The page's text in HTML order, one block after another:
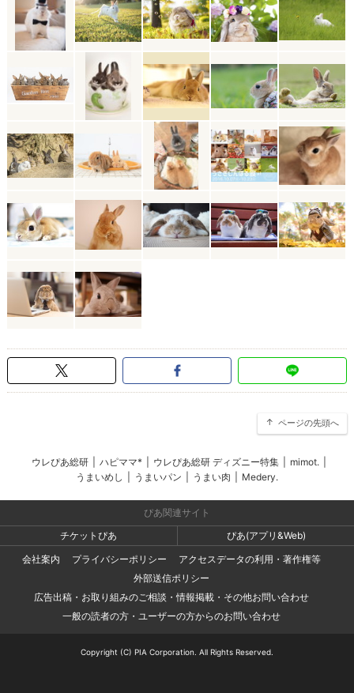
ページの先頭へ
ウレぴあ総研 ハピママ* ウレぴあ総研 ディズニー特集 mimot.
うまいめし
うまいパン うまい肉 Medery.
ぴあ関連サイト
チケットぴあ
ぴあ(アプリ&Web)
会社案内
プライバシーポリシー
アクセスデータの利用・著作権等
外部送信ポリシー
広告出稿・お取り組みのご相談・情報掲載・その他お問い合わせ
一般の読者の方・ユーザーの方からのお問い合わせ
Copyright (C) PIA Corporation. All Rights Reserved.